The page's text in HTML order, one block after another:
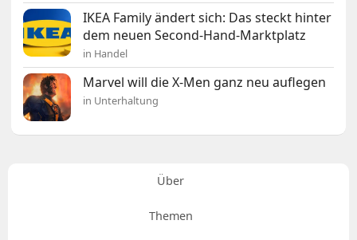
IKEA Family ändert sich: Das steckt hinter
dem neuen Second-Hand-Marktplatz
in Handel
Marvel will die X-Men ganz neu auflegen
in Unterhaltung
Über
Themen